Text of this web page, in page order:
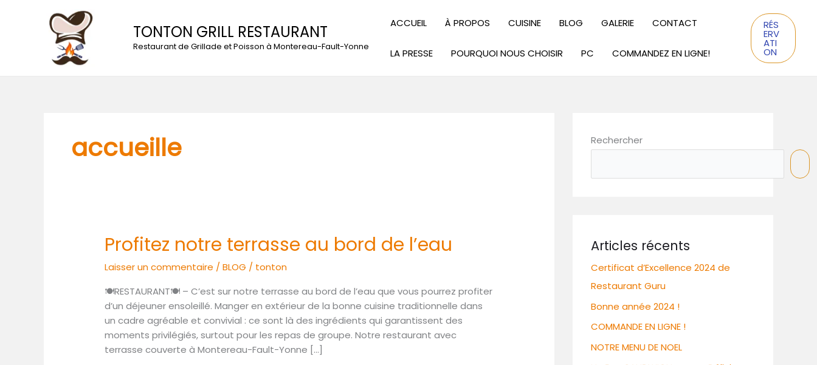
TONTON GRILL RESTAURANT
Restaurant de Grillade et Poisson à Montereau-Fault-Yonne
ACCUEIL À PROPOS CUISINE BLOG GALERIE CONTACT
LA PRESSE POURQUOI NOUS CHOISIR PC COMMANDEZ EN LIGNE!
RÉS
ERV
ATI
ON
accueille
Profitez notre terrasse au bord de l’eau
Laisser un commentaire /BLOG / tonton
🍽RESTAURANT🍽 – C’est sur notre terrasse au bord de l’eau que vous pourrez profiter
d’un déjeuner ensoleillé. Manger en extérieur de la bonne cuisine traditionnelle dans
un cadre agréable et convivial : ce sont là des ingrédients qui garantissent des
moments privilégiés, surtout pour les repas de groupe. Notre restaurant avec
terrasse couverte à Montereau-Fault-Yonne […]
Profitez
notre
terrasse
bord
de
l’eau
Rechercher
Articles récents
Certificat d’Excellence 2024 de
Restaurant Guru
Bonne année 2024 !
COMMANDE EN LIGNE !
NOTRE MENU DE NOEL